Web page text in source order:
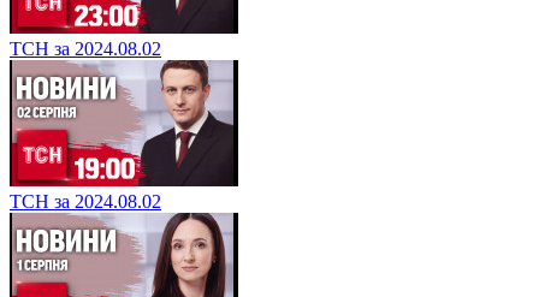
ТСН за 2024.08.02
ТСН за 2024.08.02